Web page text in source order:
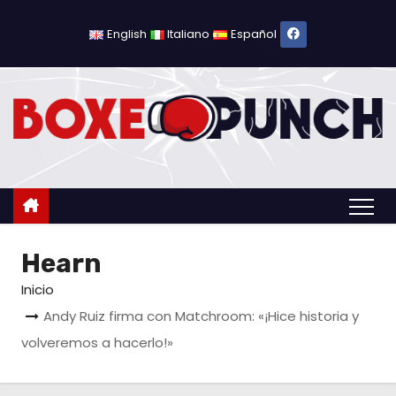
l
d
English Italiano Español
Hearn
Inicio
Andy Ruiz firma con Matchroom: «¡Hice historia y
volveremos a hacerlo!»